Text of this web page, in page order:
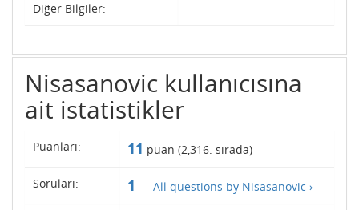
Diğer Bilgiler:
Nisasanovic kullanıcısına
ait istatistikler
Puanları: 11 puan (2,316. sırada)
Soruları: 1 — All questions by Nisasanovic ›